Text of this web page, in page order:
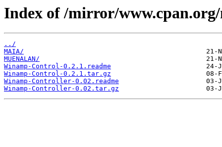
Index of /mirror/
../
MAIA/
MUENALAN/
Winamp-Control-0.2.1.readme
Winamp-Control-0.2.1.tar.gz
Winamp-Controller-0.02.readme
Winamp-Controller-0.02.tar.gz